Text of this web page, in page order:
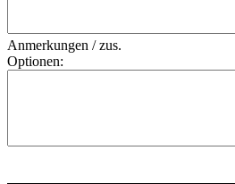
Anmerkungen / zus.
Optionen: